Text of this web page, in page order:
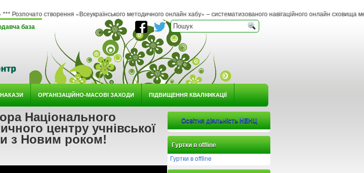
створення «Всеукраїнського методичного онлайн хабу» – систематизованого навігаційного онлайн сховища
база
НАКАЗИ ОРГАНІЗАЦІЙНО-МАСОВІ ЗАХОДИ ПІДВИЩЕННЯ КВАЛІФІКАЦІЇ
Національного
центру учнівської
з Новим роком!
Освітня діяльність НЕНЦ
Гуртки в offline
Гуртки в offline